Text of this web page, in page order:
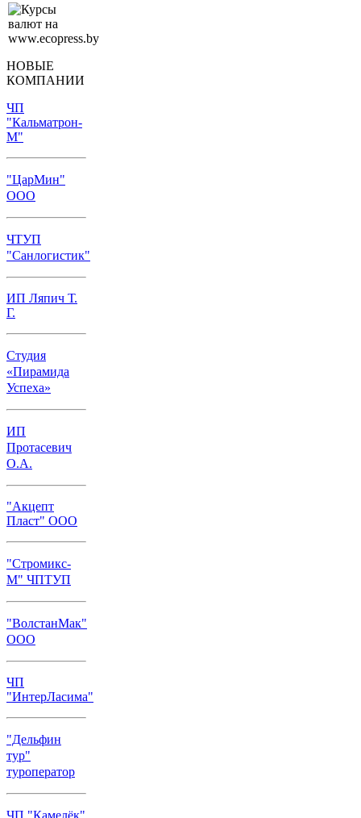
НОВЫЕ
КОМПАНИИ
ЧП
"Кальматрон-
М"
"ЦарМин"
ООО
ЧТУП
"Санлогистик"
ИП Ляпич Т.
Г.
Студия
«Пирамида
Успеха»
ИП
Протасевич
О.А.
"Акцепт
Пласт" ООО
"Стромикс-
М" ЧПТУП
"ВолстанМак"
ООО
ЧП
"ИнтерЛасима"
"Дельфин
тур"
туроператор
ЧП "Камелёк"